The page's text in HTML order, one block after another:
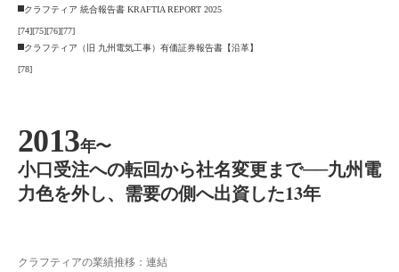
クラフティア 統合報告書 KRAFTIA REPORT 2025
[74][75][76][77]
クラフティア（旧 九州電気工事）有価証券報告書【沿革】
[78]
2013年〜
小口受注への転回から社名変更まで──九州電
力色を外し、需要の側へ出資した13年
クラフティアの業績推移：連結